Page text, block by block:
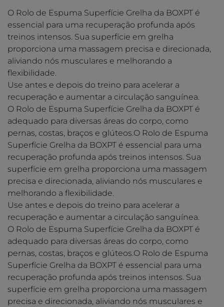
O Rolo de Espuma Superfície Grelha da BOXPT é
essencial para uma recuperação profunda após
treinos intensos. Sua superfície em grelha
proporciona uma massagem precisa e direcionada,
aliviando nós musculares e melhorando a
flexibilidade.
Use antes e depois do treino para acelerar a
recuperação e aumentar a circulação sanguínea.
O Rolo de Espuma Superfície Grelha da BOXPT é
adequado para diversas áreas do corpo, como
pernas, costas, braços e glúteos.O Rolo de Espuma
Superfície Grelha da BOXPT é essencial para uma
recuperação profunda após treinos intensos. Sua
superfície em grelha proporciona uma massagem
precisa e direcionada, aliviando nós musculares e
melhorando a flexibilidade.
Use antes e depois do treino para acelerar a
recuperação e aumentar a circulação sanguínea.
O Rolo de Espuma Superfície Grelha da BOXPT é
adequado para diversas áreas do corpo, como
pernas, costas, braços e glúteos.O Rolo de Espuma
Superfície Grelha da BOXPT é essencial para uma
recuperação profunda após treinos intensos. Sua
superfície em grelha proporciona uma massagem
precisa e direcionada, aliviando nós musculares e